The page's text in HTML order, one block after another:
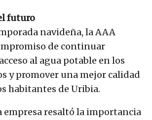
futuro
navideña, la AAA
de continuar
al agua potable en los
y promover una mejor calidad
habitantes de Uribia.
empresa resaltó la importancia